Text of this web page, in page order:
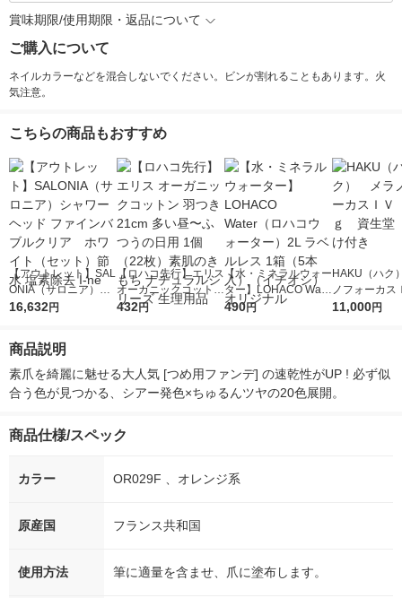
賞味期限/使用期限・返品について
ご購入について
ネイルカラーなどを混合しないでください。ビンが割れることもあります。火
気注意。
こちらの商品もおすすめ
【アウトレット】SAL
ONIA（サロニア）シ
ャワーヘッド ファイ
塩素除去 I-ne
16,632円
【ロハコ先行】エリス
オーガニックコットン
羽つき 21cm 多い昼〜
理用品
432円
【水・ミネラルウォー
ター】LOHACO Wate
r（ロハコウォータ
490円
HAKU（ハ
ノフォーカ
5ｇ 資生堂
11,000円
商品説明
素爪を綺麗に魅せる大人気 [つめ用ファンデ] の速乾性がUP ! 必ず似
合う色が見つかる、シアー発色×ちゅるんツヤの20色展開。
商品仕様/スペック
カラー OR029F 、オレンジ系
原産国 フランス共和国
使用方法 筆に適量を含ませ、爪に塗布します。